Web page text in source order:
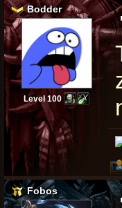
Bodder
Level 100
Fobos